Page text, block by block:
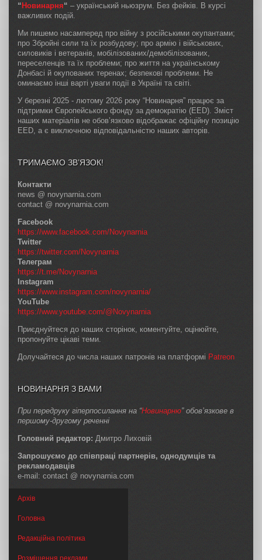
“Новинарня“ – український ньюзрум. Без фейків. В курсі
важливих подій.
Ми пишемо насамперед про війну з російськими окупантами;
про Збройні сили та їх розбудову; про армію і військових,
силовиків і ветеранів, мобілізованих/демобілізованих,
переселенців та їх проблеми; про життя на українському
Донбасі й окупованих теренах; безпекові проблеми. Не
оминаємо інші варті уваги події в Україні та світі.
У березні 2025 - лютому 2026 року “Новинарня” працює за
підтримки Європейського фонду за демократію (EED). Зміст
наших матеріалів не обов’язково відображає офіційну позицію
EED, а є виключною відповідальністю наших авторів.
ТРИМАЄМО ЗВ’ЯЗОК!
Контакти
news @ novynarnia.com
contact @ novynarnia.com
Facebook
https://www.facebook.com/Novynarnia
Twitter
https://twitter.com/Novynarnia
Телеграм
https://t.me/Novynarnia
Instagram
https://www.instagram.com/novynarnia/
YouTube
https://www.youtube.com/@Novynarnia
Приєднуйтеся до наших сторінок, коментуйте, оцінюйте,
пропонуйте цікаві теми.
Долучайтеся до числа наших патронів на платформі Patreon
НОВИНАРНЯ З ВАМИ
При передруку гіперпосилання на “Новинарню” обов’язкове в
першому-другому реченні
Головний редактор: Дмитро Лиховій
Запрошуємо до співпраці партнерів, однодумців та
рекламодавців
e-mail: contact @ novynarnia.com
Архів
Головна
Редакційна політика
Розміщення реклами